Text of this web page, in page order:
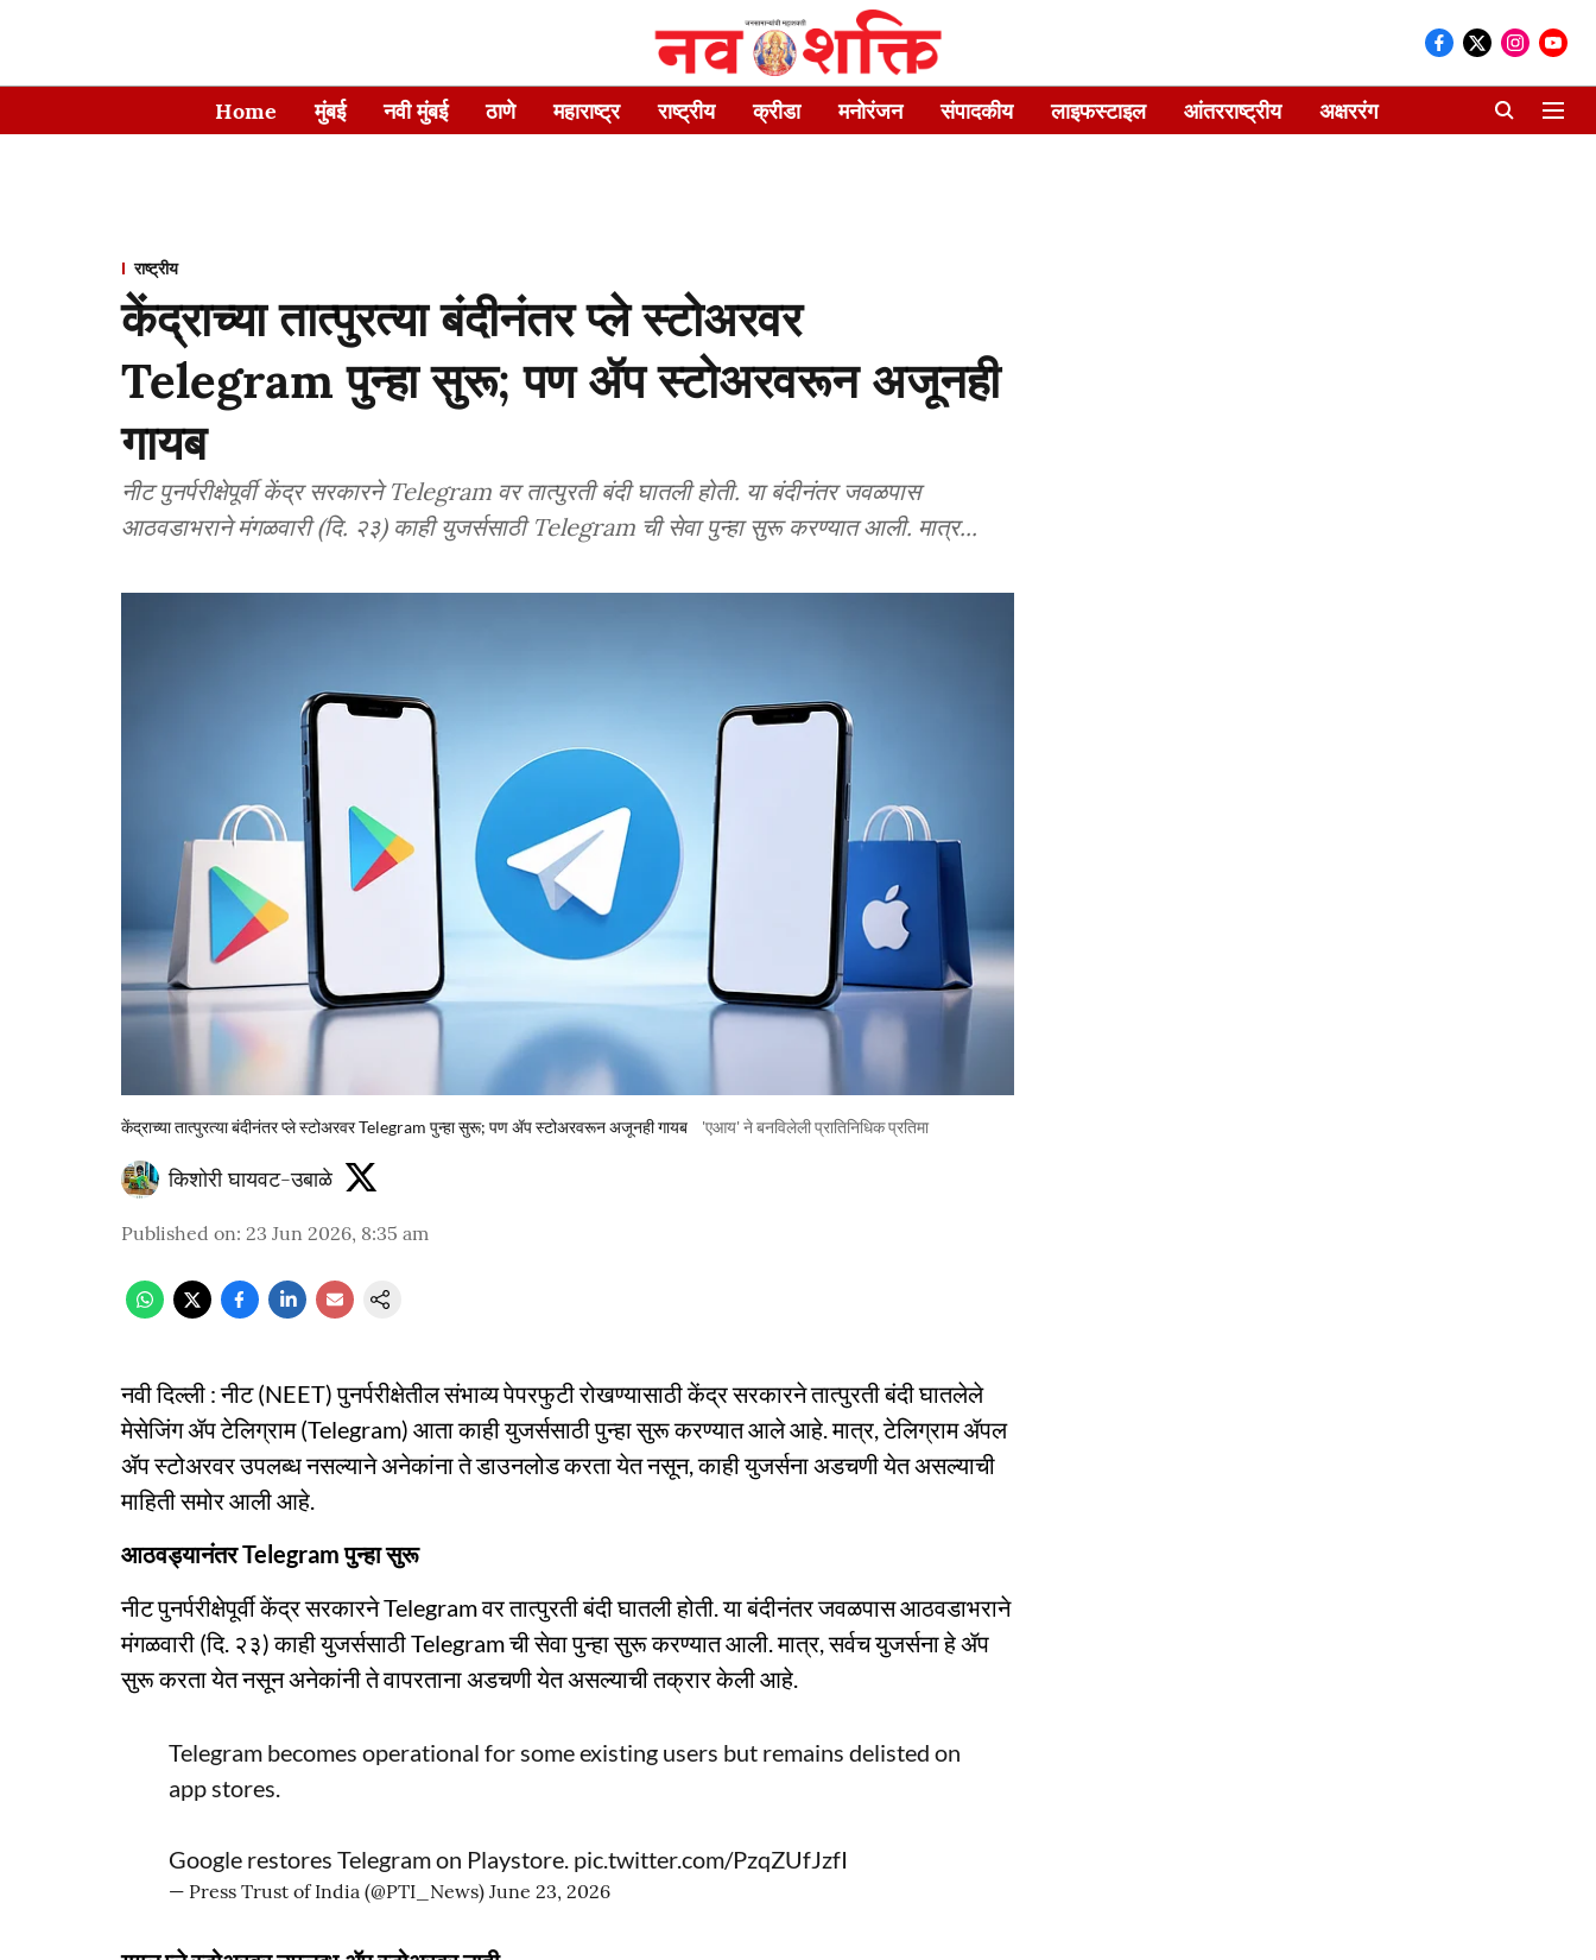
Home मुंबई नवी मुंबई ठाणे महाराष्ट्र राष्ट्रीय क्रीडा मनोरंजन संपादकीय लाइफस्टाइल आंतरराष्ट्रीय अक्षररंग
राष्ट्रीय
केंद्राच्या तात्पुरत्या बंदीनंतर प्ले स्टोअरवर
Telegram पुन्हा सुरू; पण ॲप स्टोअरवरून अजूनही
गायब
नीट पुनर्परीक्षेपूर्वी केंद्र सरकारने Telegram वर तात्पुरती बंदी घातली होती. या बंदीनंतर जवळपास
आठवडाभराने मंगळवारी (दि. २३) काही युजर्ससाठी Telegram ची सेवा पुन्हा सुरू करण्यात आली. मात्र...
केंद्राच्या तात्पुरत्या बंदीनंतर प्ले स्टोअरवर Telegram पुन्हा सुरू; पण ॲप स्टोअरवरून अजूनही गायब 'एआय' ने बनविलेली प्रातिनिधिक प्रतिमा
किशोरी घायवट-उबाळे
Published on: 23 Jun 2026, 8:35 am
नवी दिल्ली : नीट (NEET) पुनर्परीक्षेतील संभाव्य पेपरफुटी रोखण्यासाठी केंद्र सरकारने तात्पुरती बंदी घातलेले
मेसेजिंग ॲप टेलिग्राम (Telegram) आता काही युजर्ससाठी पुन्हा सुरू करण्यात आले आहे. मात्र, टेलिग्राम ॲपल
ॲप स्टोअरवर उपलब्ध नसल्याने अनेकांना ते डाउनलोड करता येत नसून, काही युजर्सना अडचणी येत असल्याची
माहिती समोर आली आहे.
आठवड्यानंतर Telegram पुन्हा सुरू
नीट पुनर्परीक्षेपूर्वी केंद्र सरकारने Telegram वर तात्पुरती बंदी घातली होती. या बंदीनंतर जवळपास आठवडाभराने
मंगळवारी (दि. २३) काही युजर्ससाठी Telegram ची सेवा पुन्हा सुरू करण्यात आली. मात्र, सर्वच युजर्सना हे ॲप
सुरू करता येत नसून अनेकांनी ते वापरताना अडचणी येत असल्याची तक्रार केली आहे.
Telegram becomes operational for some existing users but remains delisted on
app stores.
Google restores Telegram on Playstore. pic.twitter.com/PzqZUfJzfI
— Press Trust of India (@PTI_News) June 23, 2026